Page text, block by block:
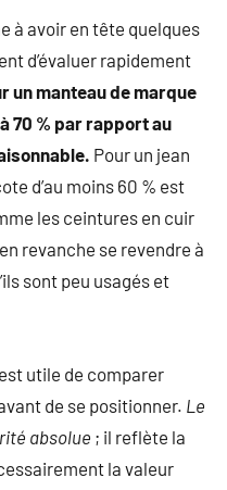
à avoir en tête quelques
d’évaluer rapidement
un manteau de marque
70 % par rapport au
Pour un jean
d’au moins 60 % est
les ceintures en cuir
revanche se revendre à
sont peu usagés et
utile de comparer
de se positionner. Le
absolue ; il reflète la
la valeur